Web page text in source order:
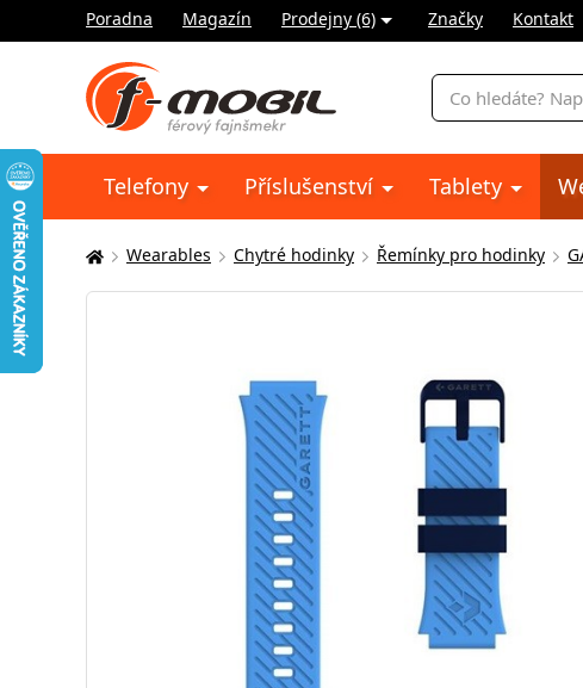
Poradna Magazín Prodejny (6) Značky Kontakt
Vyhledávání
Telefony Příslušenství Tablety
Zde
se
Wearables Chytré hodinky Řemínky pro hodinky